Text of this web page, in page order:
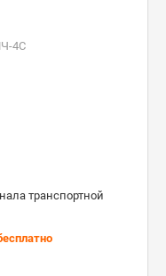
4C
транспортной